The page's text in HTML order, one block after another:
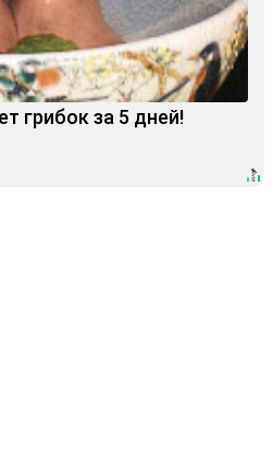
грибок за 5 дней!